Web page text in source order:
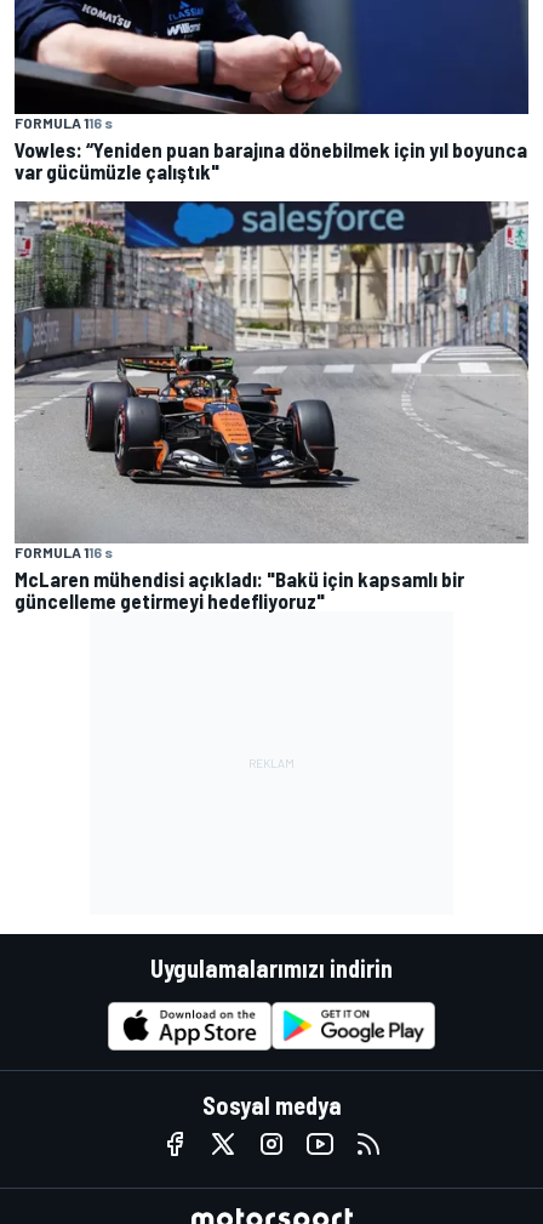
FORMULA 116 s
Vowles: “Yeniden puan barajına dönebilmek için yıl boyunca
var gücümüzle çalıştık"
FORMULA 116 s
McLaren mühendisi açıkladı: "Bakü için kapsamlı bir
güncelleme getirmeyi hedefliyoruz"
Uygulamalarımızı indirin
Sosyal medya